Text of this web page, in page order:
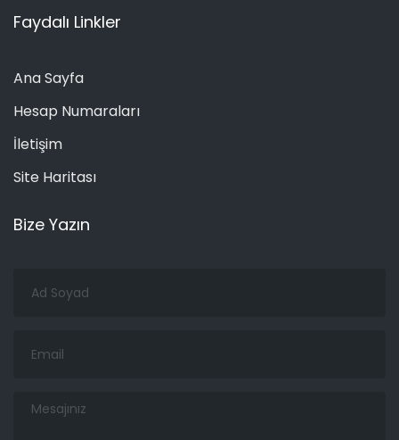
Faydalı Linkler
Ana Sayfa
Hesap Numaraları
İletişim
Site Haritası
Bize Yazın
Soyad
Mesajınız